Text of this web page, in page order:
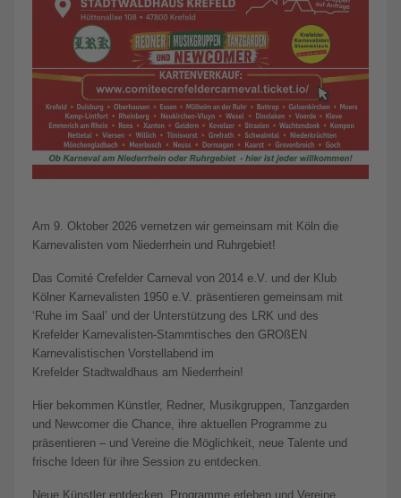
Am 9. Oktober 2026 vernetzen wir gemeinsam mit Köln die
Karnevalisten vom Niederrhein und Ruhrgebiet!
Das Comité Crefelder Carneval von 2014 e.V. und der Klub
Kölner Karnevalisten 1950 e.V. präsentieren gemeinsam mit
‘Ruhe im Saal’ und der Unterstützung des LRK und des
Krefelder Karnevalisten-Stammtisches den GROßEN
Karnevalistischen Vorstellabend im
Krefelder Stadtwaldhaus am Niederrhein!
Hier bekommen Künstler, Redner, Musikgruppen, Tanzgarden
und Newcomer die Chance, ihre aktuellen Programme zu
präsentieren – und Vereine die Möglichkeit, neue Talente und
frische Ideen für ihre Session zu entdecken.
Neue Künstler entdecken, Programme erleben und Vereine